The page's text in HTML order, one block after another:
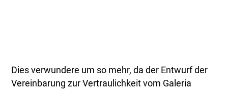
Dies verwundere um so mehr, da der Entwurf der
Vereinbarung zur Vertraulichkeit vom Galeria